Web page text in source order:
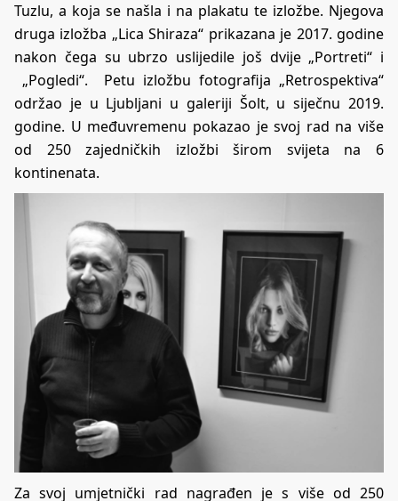
Tuzlu, a koja se našla i na plakatu te izložbe. Njegova
druga izložba „Lica Shiraza“ prikazana je 2017. godine
nakon čega su ubrzo uslijedile još dvije „Portreti“ i
„Pogledi“. Petu izložbu fotografija „Retrospektiva“
održao je u Ljubljani u galeriji Šolt, u siječnu 2019.
godine. U međuvremenu pokazao je svoj rad na više
od 250 zajedničkih izložbi širom svijeta na 6
kontinenata.
Za svoj umjetnički rad nagrađen je s više od 250